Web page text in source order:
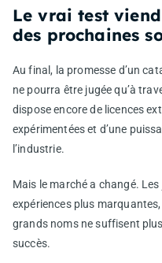
Le vrai test
des prochaines
Au final, la promesse d’un
ne pourra être jugée qu’à
dispose encore de licences
expérimentées et d’une
l’industrie.
Mais le marché a changé.
expériences plus
grands noms ne suffisent
succès.